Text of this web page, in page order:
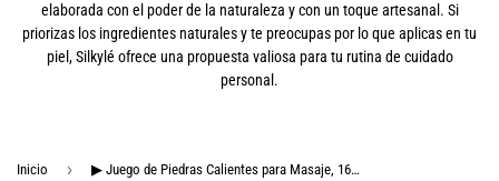
elaborada con el poder de la naturaleza y con un toque artesanal. Si
priorizas los ingredientes naturales y te preocupas por lo que aplicas en tu
piel, Silkylé ofrece una propuesta valiosa para tu rutina de cuidado
personal.
Inicio › ▶ Juego de Piedras Calientes para Masaje, 16 Uds, Kit de Calentador de Piedras de Masaje Calentable PortáTil para Masaje de Spa Relajante, Aliviar el Dolor Muscular